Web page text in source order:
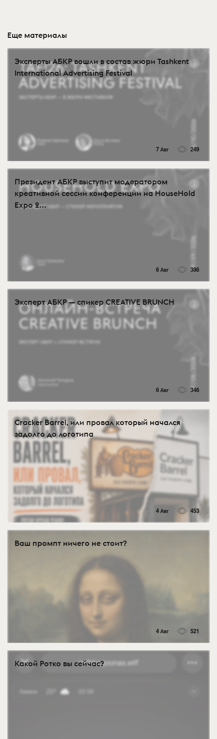
Еще материалы
Эксперты АБКР вошли в состав жюри Tashkent
International Advertising Festival
7 Авг 249
Президент АБКР выступит модератором
креативной сессии конференции на HouseHold
Expo 2...
6 Авг 386
Эксперт АБКР — спикер CREATIVE BRUNCH
6 Авг 346
Cracker Barrel, или провал который начался
задолго до логотипа
4 Авг 453
Ваш промпт ничего не стоит?
4 Авг 521
Какой Ротко вы сейчас?